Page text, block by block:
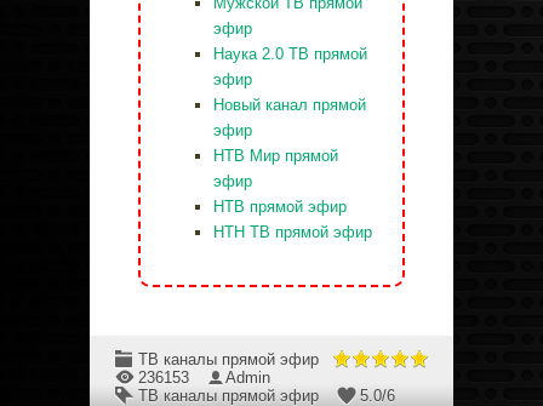
эфир
Наука 2.0 ТВ прямой
эфир
Новый канал прямой
эфир
НТВ Мир прямой
эфир
НТВ прямой эфир
НТН ТВ прямой эфир
ТВ каналы прямой эфир
236153
Admin
ТВ каналы прямой эфир
5.0/6